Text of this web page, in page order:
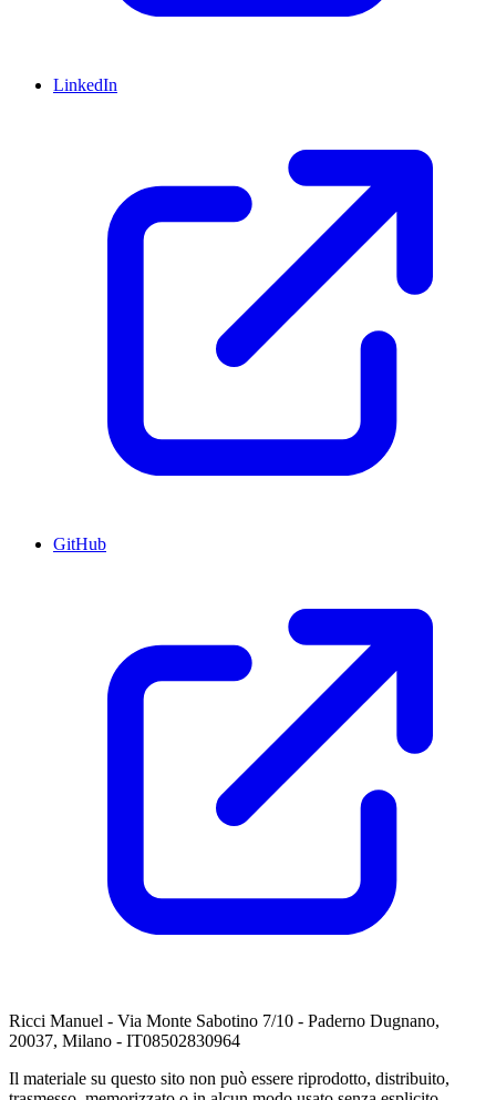
LinkedIn
GitHub
Ricci Manuel - Via Monte Sabotino 7/10 - Paderno Dugnano,
20037, Milano - IT08502830964
Il materiale su questo sito non può essere riprodotto, distribuito,